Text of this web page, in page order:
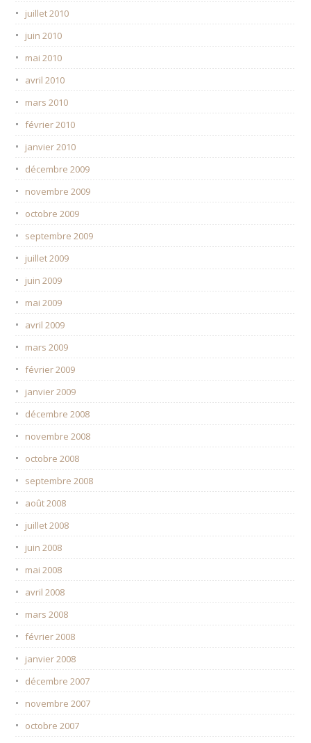
juillet 2010
juin 2010
mai 2010
avril 2010
mars 2010
février 2010
janvier 2010
décembre 2009
novembre 2009
octobre 2009
septembre 2009
juillet 2009
juin 2009
mai 2009
avril 2009
mars 2009
février 2009
janvier 2009
décembre 2008
novembre 2008
octobre 2008
septembre 2008
août 2008
juillet 2008
juin 2008
mai 2008
avril 2008
mars 2008
février 2008
janvier 2008
décembre 2007
novembre 2007
octobre 2007